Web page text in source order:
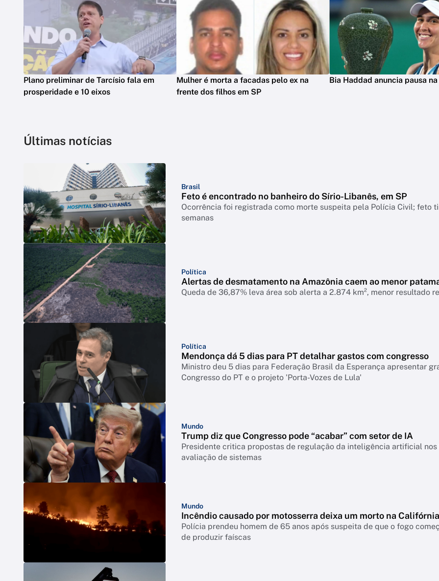
Plano preliminar de Tarcísio fala em
prosperidade e 10 eixos
Mulher é morta a facadas pelo ex na
frente dos filhos em SP
Bia Haddad anuncia pausa
Últimas notícias
Brasil
Feto é encontrado no banheiro do Sírio-Libanês, em SP
Ocorrência foi registrada como morte suspeita pela Polícia Civil; feto
semanas
Política
Alertas de desmatamento na Amazônia caem ao menor
Queda de 36,87% leva área sob alerta a 2.874 km², menor resultado
Política
Mendonça dá 5 dias para PT detalhar gastos com congresso
Ministro deu 5 dias para Federação Brasil da Esperança apresentar
Congresso do PT e o projeto 'Porta-Vozes de Lula'
Mundo
Trump diz que Congresso pode “acabar” com setor de IA
Presidente critica propostas de regulação da inteligência artificial nos
avaliação de sistemas
Mundo
Incêndio causado por motosserra deixa um morto na Califórnia
Polícia prendeu homem de 65 anos após suspeita de que o fogo
de produzir faíscas